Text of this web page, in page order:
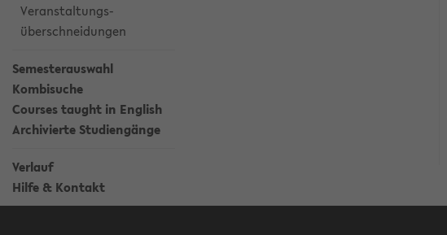
Veranstaltungs-
überschneidungen
Semesterauswahl
Kombisuche
Courses taught in English
Archivierte Studiengänge
Verlauf
Hilfe & Kontakt